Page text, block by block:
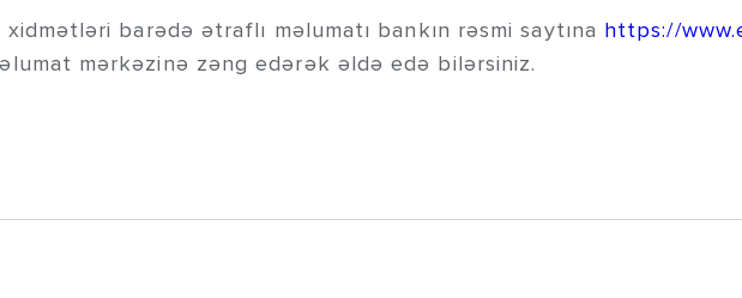
xidmətləri barədə ətraflı məlumatı bankın rəsmi saytına https://
mərkəzinə zəng edərək əldə edə bilərsiniz.